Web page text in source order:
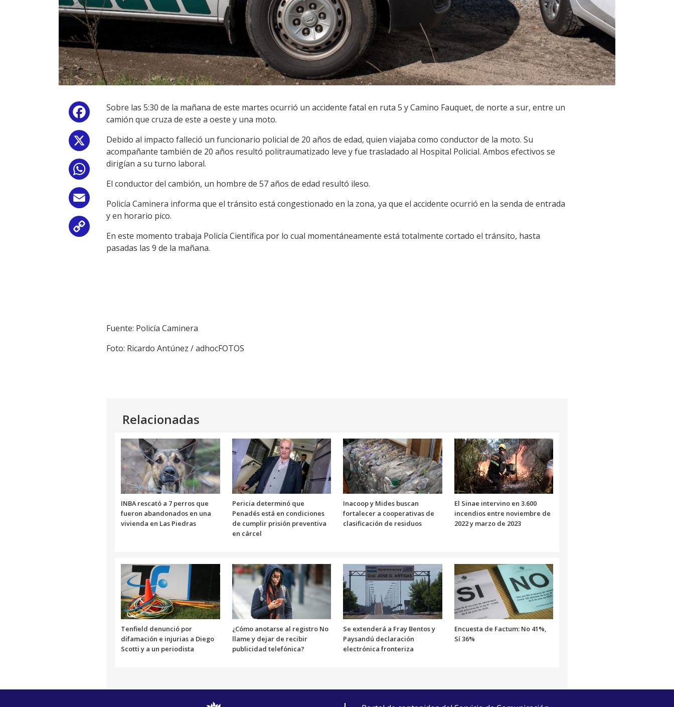
Facebook
WhatsApp
Email
Link
Sobre las 5:30 de la mañana de este martes ocurrió un accidente fatal en ruta 5 y Camino Fauquet, de norte a sur, entre un
camión que cruza de este a oeste y una moto.
Debido al impacto falleció un funcionario policial de 20 años de edad, quien viajaba como conductor de la moto. Su
acompañante también de 20 años resultó politraumatizado leve y fue trasladado al Hospital Policial. Ambos efectivos se
dirigían a su turno laboral.
El conductor del cambión, un hombre de 57 años de edad resultó ileso.
Policía Caminera informa que el tránsito está congestionado en la zona, ya que el accidente ocurrió en la senda de entrada
y en horario pico.
En este momento trabaja Policía Científica por lo cual momentáneamente está totalmente cortado el tránsito, hasta
pasadas las 9 de la mañana.
Fuente: Policía Caminera
Foto: Ricardo Antúnez / adhocFOTOS
Relacionadas
INBA rescató a 7 perros que
fueron abandonados en una
vivienda en Las Piedras
Pericia determinó que
Penadés está en condiciones
de cumplir prisión preventiva
en cárcel
Inacoop y Mides buscan
fortalecer a cooperativas de
clasificación de residuos
El Sinae intervino en 3.600
incendios entre noviembre de
2022 y marzo de 2023
Tenfield denunció por
difamación e injurias a Diego
Scotti y a un periodista
¿Cómo anotarse al registro No
llame y dejar de recibir
publicidad telefónica?
Se extenderá a Fray Bentos y
Paysandú declaración
electrónica fronteriza
Encuesta de Factum: No 41%,
Sí 36%